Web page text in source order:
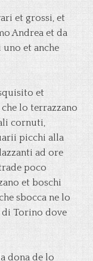
et grossi, et
Andrea et da
et anche
et
lo terrazzano
cornuti,
picchi alla
ad ore
poco
et boschi
sbocca ne lo
Torino dove
dona de lo